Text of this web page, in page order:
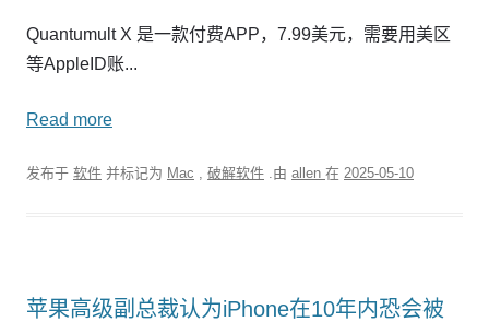
Quantumult X 是一款付费APP，7.99美元，需要用美区
等AppleID账...
Read more
发布于 软件 并标记为 Mac , 破解软件 .由 allen 在 2025-05-10
苹果高级副总裁认为iPhone在10年内恐会被